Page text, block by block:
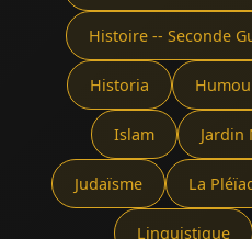
Histoire -- Seconde
Historia
Islam Jardin
Judaïsme La
Linguistique